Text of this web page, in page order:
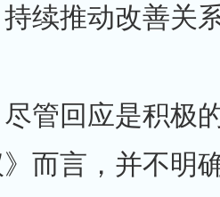
续推动改善关
管回应是积极
而言，并不明